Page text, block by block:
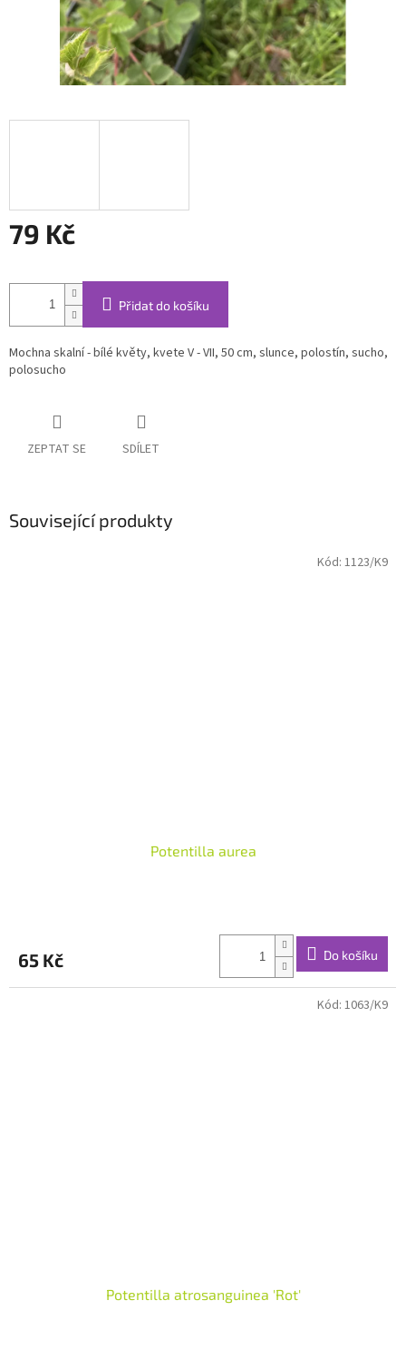
79 Kč
cena:
Přidat do košíku
Mochna skalní - bílé květy, kvete V - VII, 50 cm, slunce, polostín, sucho,
polosucho
ZEPTAT SE SDÍLET
Související produkty
Potentilla aurea
65 Kč Do košíku
Kód: 1123/K9
Potentilla atrosanguinea 'Rot'
Kód: 1063/K9